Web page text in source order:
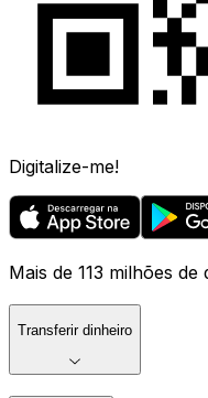
Digitalize-me!
Mais de 113 milhões
Transferir dinheiro